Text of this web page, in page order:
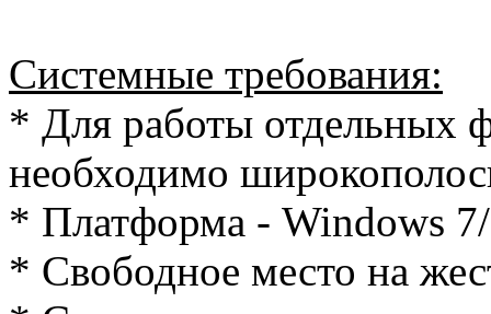
Системные требования:
* Для работы отдельных
необходимо
* Платформа - Windows
* Свободное место на